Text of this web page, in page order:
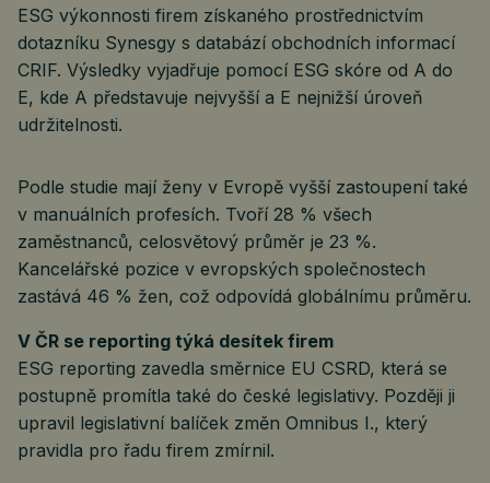
ESG výkonnosti firem získaného prostřednictvím
dotazníku Synesgy s databází obchodních informací
CRIF. Výsledky vyjadřuje pomocí ESG skóre od A do
E, kde A představuje nejvyšší a E nejnižší úroveň
udržitelnosti.
Podle studie mají ženy v Evropě vyšší zastoupení také
v manuálních profesích. Tvoří 28 % všech
zaměstnanců, celosvětový průměr je 23 %.
Kancelářské pozice v evropských společnostech
zastává 46 % žen, což odpovídá globálnímu průměru.
V ČR se reporting týká desítek firem
ESG reporting zavedla směrnice EU CSRD, která se
postupně promítla také do české legislativy. Později ji
upravil legislativní balíček změn Omnibus I., který
pravidla pro řadu firem zmírnil.